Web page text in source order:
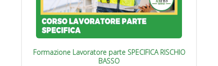
Formazione Lavoratore parte SPECIFICA RISCHIO
BASSO